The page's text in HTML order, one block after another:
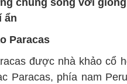
chung sống với
ẩn
Paracas
được nhà khảo cổ
Paracas, phía nam